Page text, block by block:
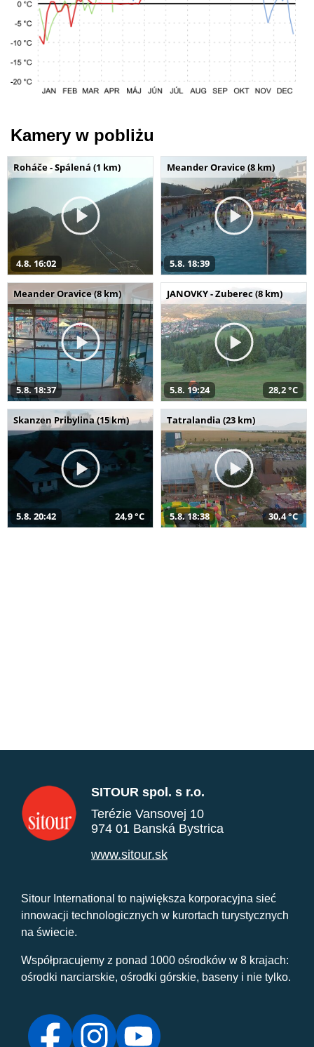
Kamery w pobliżu
Roháče - Spálená (1 km)
4.8. 16:02
Meander Oravice (8 km)
5.8. 18:39
Meander Oravice (8 km)
5.8. 18:37
JANOVKY - Zuberec (8 km)
5.8. 19:24 28,2 °C
Skanzen Pribylina (15 km)
5.8. 20:42 24,9 °C
Tatralandia (23 km)
5.8. 18:38 30,4 °C
SITOUR spol. s r.o.
Terézie Vansovej 10
974 01 Banská Bystrica
www.sitour.sk
Sitour International to największa korporacyjna sieć
innowacji technologicznych w kurortach turystycznych
na świecie.
Współpracujemy z ponad 1000 ośrodków w 8 krajach:
ośrodki narciarskie, ośrodki górskie, baseny i nie tylko.